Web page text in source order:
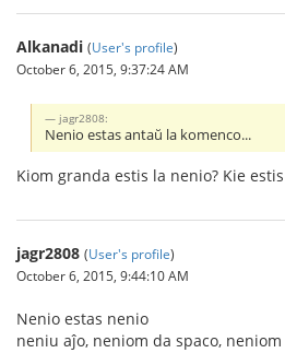
Alkanadi (User's profile)
October 6, 2015, 9:37:24 AM
jagr2808:
Nenio estas antaŭ la komenco...
Kiom granda estis la nenio? Kie
jagr2808 (User's profile)
October 6, 2015, 9:44:10 AM
Nenio estas nenio
neniu aĵo, neniom da spaco,